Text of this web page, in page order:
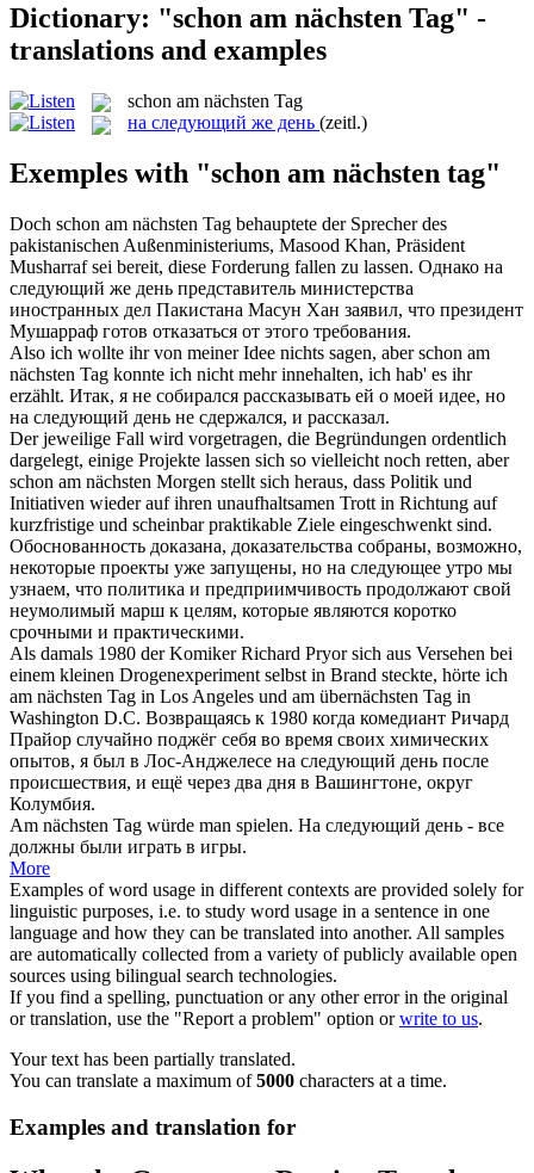
Dictionary: "schon am nächsten Tag" -
translations and examples
schon am nächsten Tag
на следующий же день (zeitl.)
Exemples with "schon am nächsten tag"
Doch schon am nächsten Tag behauptete der Sprecher des
pakistanischen Außenministeriums, Masood Khan, Präsident
Musharraf sei bereit, diese Forderung fallen zu lassen. Однако на
следующий же день представитель министерства
иностранных дел Пакистана Масун Хан заявил, что президент
Мушарраф готов отказаться от этого требования.
Also ich wollte ihr von meiner Idee nichts sagen, aberschon am
nächsten Tag konnte ich nicht mehr innehalten, ich hab' es ihr
erzählt. Итак, я не собирался рассказывать ей о моей идее, но
на следующий день не сдержался, и рассказал.
Der jeweilige Fall wird vorgetragen, die Begründungen ordentlich
dargelegt, einige Projekte lassen sich so vielleicht noch retten, aber
schon am nächsten Morgen stellt sich heraus, dass Politik und
Initiativen wieder auf ihren unaufhaltsamen Trott in Richtung auf
kurzfristige und scheinbar praktikable Ziele eingeschwenkt sind.
Обоснованность доказана, доказательства собраны, возможно,
некоторые проекты уже запущены, но на следующее утро мы
узнаем, что политика и предприимчивость продолжают свой
неумолимый марш к целям, которые являются коротко
срочными и практическими.
Als damals 1980 der Komiker Richard Pryor sich aus Versehen bei
einem kleinen Drogenexperiment selbst in Brand steckte, hörte ich
am nächsten Tag in Los Angeles und am übernächsten Tag in
Washington D.C. Возвращаясь к 1980 когда комедиант Ричард
Прайор случайно поджёг себя во время своих химических
опытов, я был в Лос-Анджелесе на следующий день после
происшествия, и ещё через два дня в Вашингтоне, округ
Колумбия.
Am nächsten Tag würde man spielen. На следующий день - все
должны были играть в игры.
More
Examples of word usage in different contexts are provided solely for
linguistic purposes, i.e. to study word usage in a sentence in one
language and how they can be translated into another. All samples
are automatically collected from a variety of publicly available open
sources using bilingual search technologies.
If you find a spelling, punctuation or any other error in the original
or translation, use the "Report a problem" option orwrite to us.
Your text has been partially translated.
You can translate a maximum of5000 characters at a time.
Examples and translation for